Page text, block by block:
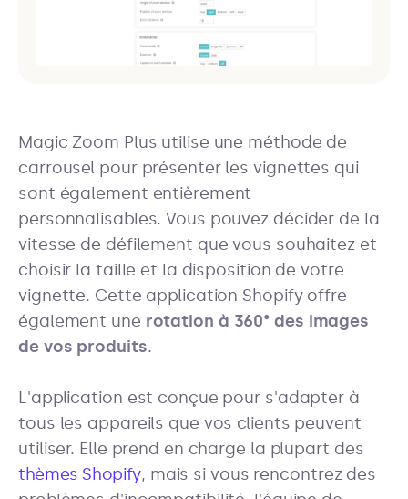
Magic Zoom Plus utilise une méthode de
carrousel pour présenter les vignettes qui
sont également entièrement
personnalisables. Vous pouvez décider de la
vitesse de défilement que vous souhaitez et
choisir la taille et la disposition de votre
vignette. Cette application Shopify offre
également une rotation à 360° des images
de vos produits.
L'application est conçue pour s'adapter à
tous les appareils que vos clients peuvent
utiliser. Elle prend en charge la plupart des
thèmes Shopify, mais si vous rencontrez des